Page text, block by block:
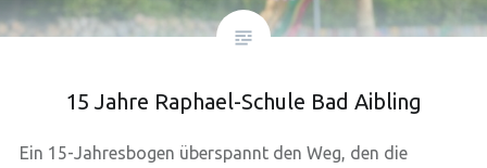
15 Jahre Raphael-Schule Bad Aibling
Ein 15-Jahresbogen überspannt den Weg, den die